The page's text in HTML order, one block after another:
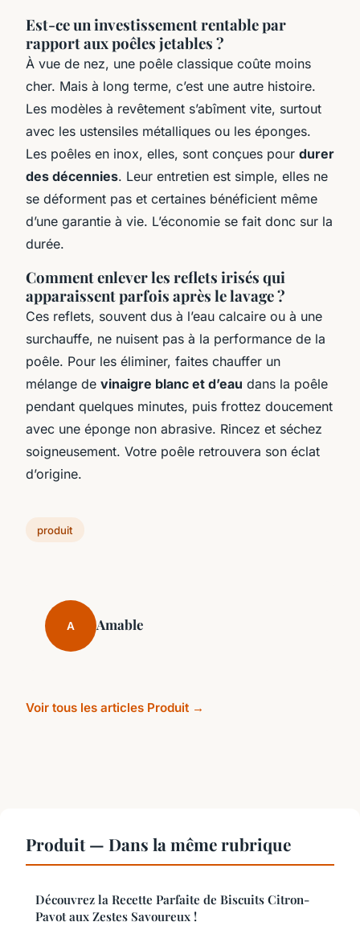
Est-ce un investissement rentable par
rapport aux poêles jetables ?
À vue de nez, une poêle classique coûte moins
cher. Mais à long terme, c’est une autre histoire.
Les modèles à revêtement s’abîment vite, surtout
avec les ustensiles métalliques ou les éponges.
Les poêles en inox, elles, sont conçues pour durer
des décennies. Leur entretien est simple, elles ne
se déforment pas et certaines bénéficient même
d’une garantie à vie. L’économie se fait donc sur la
durée.
Comment enlever les reflets irisés qui
apparaissent parfois après le lavage ?
Ces reflets, souvent dus à l’eau calcaire ou à une
surchauffe, ne nuisent pas à la performance de la
poêle. Pour les éliminer, faites chauffer un
mélange de vinaigre blanc et d’eau dans la poêle
pendant quelques minutes, puis frottez doucement
avec une éponge non abrasive. Rincez et séchez
soigneusement. Votre poêle retrouvera son éclat
d’origine.
produit
A Amable
Voir tous les articles Produit →
Produit — Dans la même rubrique
Découvrez la Recette Parfaite de Biscuits Citron-
Pavot aux Zestes Savoureux !